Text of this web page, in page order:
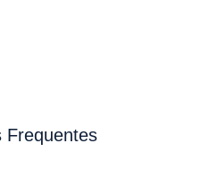
Frequentes